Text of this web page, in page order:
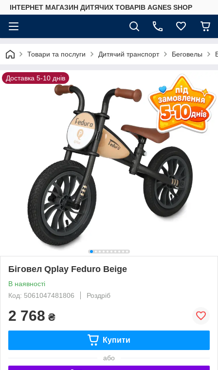
ІНТЕРНЕТ МАГАЗИН ДИТЯЧИХ ТОВАРІВ AGNES SHOP
Товари та послуги Дитячий транспорт Беговелы
Доставка 5-10 днів
Біговел Qplay Feduro Beige
В наявності
Код: 5061047481806
Роздріб
2 768 ₴
Купити
або